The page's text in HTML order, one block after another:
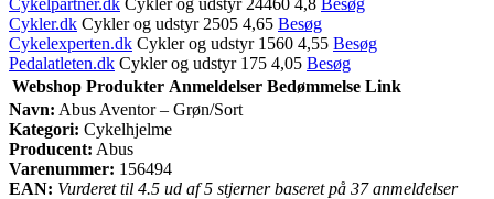
Cykler.dk Cykler og udstyr 2505 4,65 Besøg
Cykelexperten.dk Cykler og udstyr 1560 4,55 Besøg
Pedalatleten.dk Cykler og udstyr 175 4,05 Besøg
Webshop Produkter Anmeldelser Bedømmelse Link
Navn: Abus Aventor – Grøn/Sort
Kategori: Cykelhjelme
Producent: Abus
Varenummer: 156494
EAN: Vurderet til 4.5 ud af 5 stjerner baseret på 37 anmeldelser